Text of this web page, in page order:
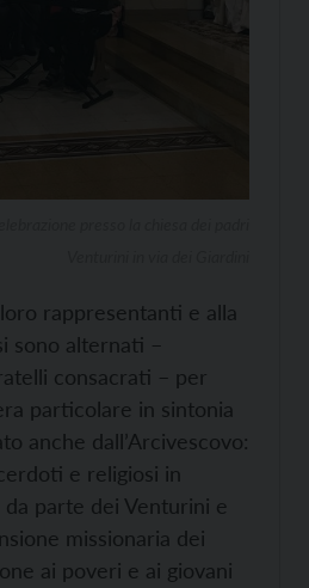
rappresentanti e alla
sono alternati –
consacrati – per
particolare in sintonia
anche dall’Arcivescovo:
e religiosi in
parte dei Venturini e
missionaria dei
ai poveri e ai giovani